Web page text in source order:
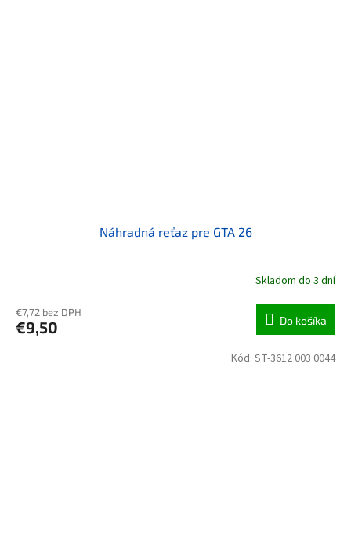
Náhradná reťaz pre GTA 26
Skladom do 3 dní
€7,72 bez DPH
€9,50 Do košíka
Kód: ST-3612 003 0044